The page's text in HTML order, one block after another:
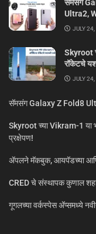
सॅमसंग
Ultra2,
JULY
Skyroot
रॉकेटचे
JULY
सॅमसंग Galaxy Z Fold8
Skyroot च्या Vikram-1 या
प्रक्षेपण!
ॲपलने मॅकबुक, आयपॅडच्या आणि
CRED चे संस्थापक कुणाल
गूगलच्या वर्कस्पेस अ‍ॅप्समध्ये